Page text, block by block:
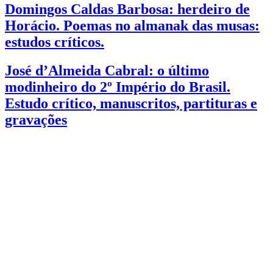
Domingos Caldas Barbosa: herdeiro de
Horácio. Poemas no almanak das musas:
estudos críticos.
José d’Almeida Cabral: o último
modinheiro do 2º Império do Brasil.
Estudo crítico, manuscritos, partituras e
gravações